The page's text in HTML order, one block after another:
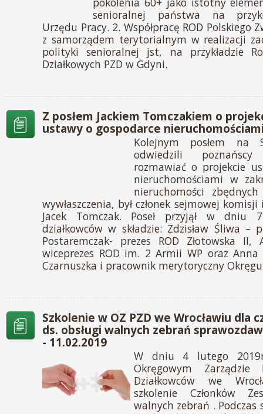
senioralnej państwa na
Urzędu Pracy. 2. Współpracę ROD Polskiego
z samorządem terytorialnym w realizacji
polityki senioralnej jst, na przykładzie
Działkowych PZD w Gdyni.
Z posłem Jackiem Tomczakiem o
ustawy o gospodarce
Kolejnym posłem na
odwiedzili
rozmawiać o projekcie
nieruchomościami w
nieruchomości
wywłaszczenia, był członek sejmowej
Jacek Tomczak. Poseł przyjął w dniu
działkowców w składzie: Zdzisław Śliwa –
Postaremczak- prezes ROD Złotowska II,
wiceprezes ROD im. 2 Armii WP oraz Anna
Czarnuszka i pracownik merytoryczny Okręgu
Szkolenie w OZ PZD we Wrocławiu dla
ds. obsługi walnych zebrań
- 11.02.2019
W dniu 4 lutego
Okręgowym Zarządzie
Działkowców we
szkolenie Członków
walnych zebrań .